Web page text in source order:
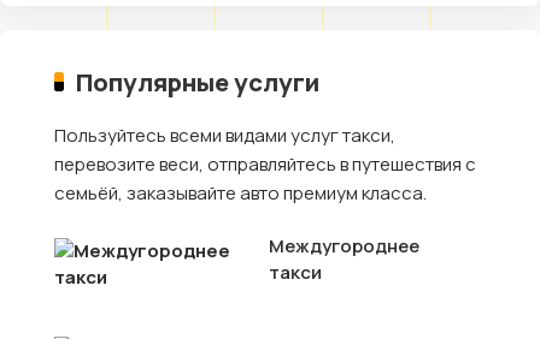
Популярные услуги
Пользуйтесь всеми видами услуг такси,
перевозите веси, отправляйтесь в путешествия с
семьёй, заказывайте авто премиум класса.
Междугороднее
такси